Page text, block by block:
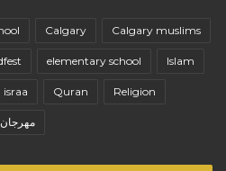
Calgary Calgary muslims
elementary school Islam
israa Quran Religion